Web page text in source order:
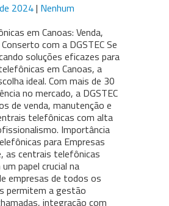
2024| Nenhum
em Canoas: Venda,
com a DGSTEC Se
soluções eficazes para
em Canoas, a
ideal. Com mais de 30
no mercado, a DGSTEC
de venda, manutenção e
telefônicas com alta
Importância
para Empresas
as centrais telefônicas
papel crucial na
empresas de todos os
permitem a gestão
integração com